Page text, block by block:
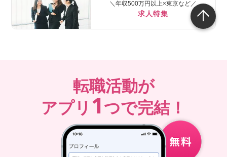
＼年収500万円以上×東京など／
求人特集
転職活動が
アプリ 1つで完結！